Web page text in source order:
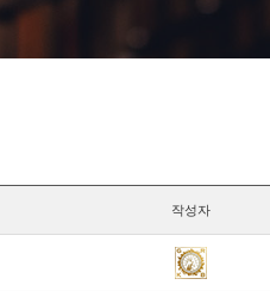
작성자